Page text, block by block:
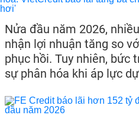
Nửa đầu năm 2026,
nhận lợi nhuận tăng so
phục hồi. Tuy nhiên, bức
sự phân hóa khi áp lực